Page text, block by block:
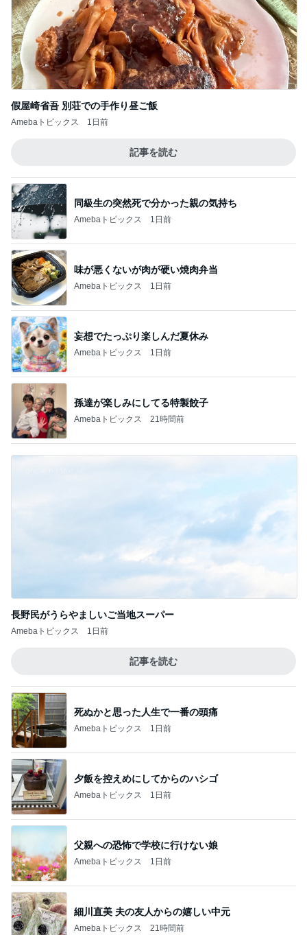
假屋崎省吾 別荘での手作り昼ご飯
Amebaトピックス 1日前
記事を読む
同級生の突然死で分かった親の気持ち
Amebaトピックス 1日前
味が悪くないが肉が硬い焼肉弁当
Amebaトピックス 1日前
妄想でたっぷり楽しんだ夏休み
Amebaトピックス 1日前
孫達が楽しみにしてる特製餃子
Amebaトピックス 21時間前
長野民がうらやましいご当地スーパー
Amebaトピックス 1日前
記事を読む
死ぬかと思った人生で一番の頭痛
Amebaトピックス 1日前
夕飯を控えめにしてからのハシゴ
Amebaトピックス 1日前
父親への恐怖で学校に行けない娘
Amebaトピックス 1日前
細川直美 夫の友人からの嬉しい中元
Amebaトピックス 21時間前